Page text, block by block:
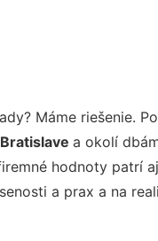
Máme riešenie.
a okolí
hodnoty patrí
a prax a na